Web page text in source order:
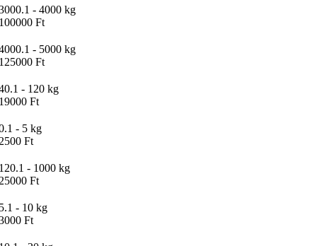
- 4000 kg
Ft
- 5000 kg
Ft
- 120 kg
Ft
- 5 kg
Ft
- 1000 kg
Ft
- 10 kg
Ft